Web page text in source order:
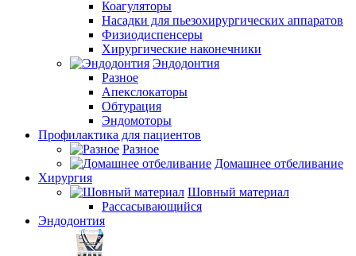
Коагуляторы
Насадки для пьезохирургических аппаратов
Физиодиспенсеры
Хирургические наконечники
Эндодонтия
Разное
Апекслокаторы
Обтурация
Эндомоторы
Профилактика для пациентов
Разное
Домашнее отбеливание
Хирургия
Шовный материал
Рассасывающийся
Эндодонтия